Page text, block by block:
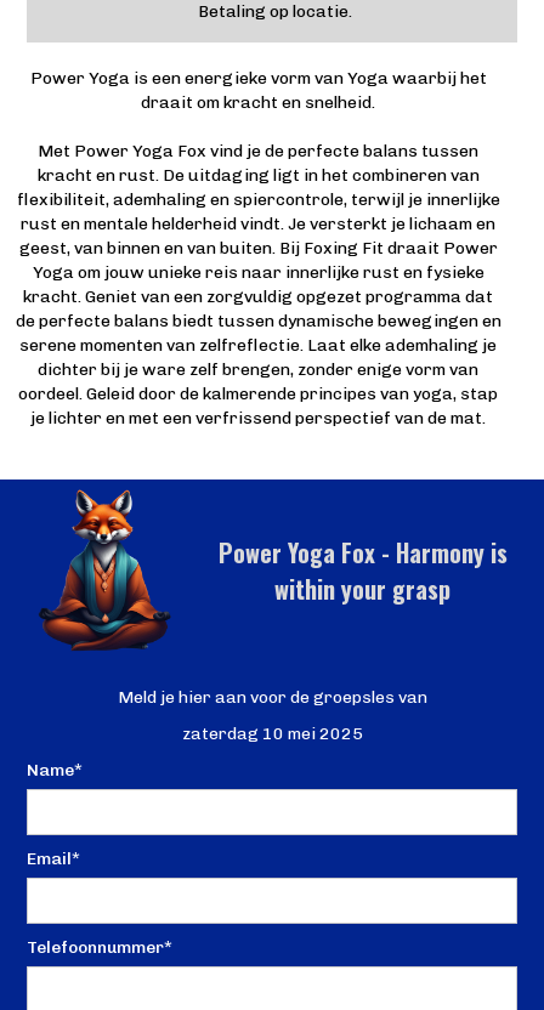
Betaling op locatie.
Power Yoga is een energieke vorm van Yoga waarbij het
draait om kracht en snelheid.
Met Power Yoga Fox vind je de perfecte balans tussen
kracht en rust. De uitdaging ligt in het combineren van
flexibiliteit, ademhaling en spiercontrole, terwijl je innerlijke
rust en mentale helderheid vindt. Je versterkt je lichaam en
geest, van binnen en van buiten. Bij Foxing Fit draait Power
Yoga om jouw unieke reis naar innerlijke rust en fysieke
kracht. Geniet van een zorgvuldig opgezet programma dat
de perfecte balans biedt tussen dynamische bewegingen en
serene momenten van zelfreflectie. Laat elke ademhaling je
dichter bij je ware zelf brengen, zonder enige vorm van
oordeel. Geleid door de kalmerende principes van yoga, stap
je lichter en met een verfrissend perspectief van de mat.
Power Yoga Fox - Harmony is
within your grasp
Meld je hier aan voor de groepsles van
zaterdag 10 mei 2025
Name*
Email*
Telefoonnummer*